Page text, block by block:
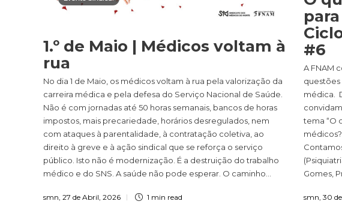
#6
A FNAM
questões
médica.
tema “O
Gomes,
smn, 30
1.º de Maio | Médicos voltam à
rua
No dia 1 de Maio, os médicos voltam à rua pela valorização da
carreira médica e pela defesa do Serviço Nacional de Saúde.
Não é com jornadas até 50 horas semanais, bancos de horas
impostos, mais precariedade, horários desregulados, nem
com ataques à parentalidade, à contratação coletiva, ao
direito à greve e à ação sindical que se reforça o serviço
público. Isto não é modernização. É a destruição do trabalho
médico e do SNS. A saúde não pode esperar. O caminho...
smn, 27 de Abril, 2026 1 min read